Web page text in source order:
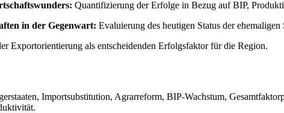
Quantifizierung der Erfolge in Bezug auf BIP,
in der Gegenwart: Evaluierung des heutigen Status der
Exportorientierung als entscheidenden Erfolgsfaktor für die Region.
Importsubstitution, Agrarreform, BIP-Wachstum,